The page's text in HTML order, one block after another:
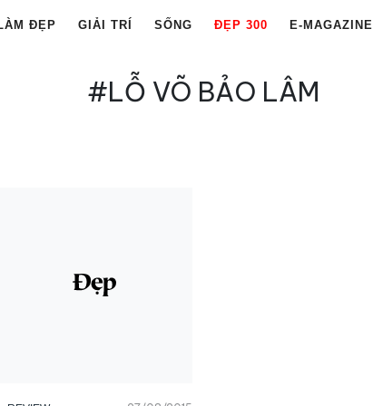
ĐẸP GIẢI TRÍ SỐNG ĐẸP 300 E-MAGAZINE
#LỖ VÕ BẢO LÂM